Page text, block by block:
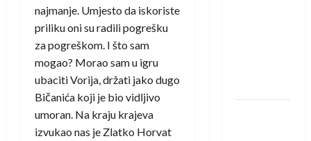
najmanje. Umjesto da iskoriste
priliku oni su radili pogrešku
za pogreškom. I što sam
mogao? Morao sam u igru
ubaciti Vorija, držati jako dugo
Bičanića koji je bio vidljivo
umoran. Na kraju krajeva
izvukao nas je Zlatko Horvat